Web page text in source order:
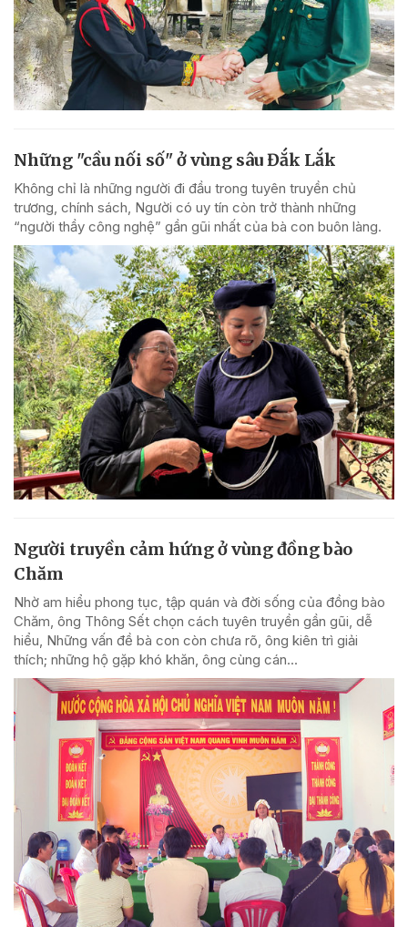
Những "cầu nối số" ở vùng sâu Đắk Lắk
Không chỉ là những người đi đầu trong tuyên truyền chủ
trương, chính sách, Người có uy tín còn trở thành những
“người thầy công nghệ” gần gũi nhất của bà con buôn làng.
Người truyền cảm hứng ở vùng đồng bào
Chăm
Nhờ am hiểu phong tục, tập quán và đời sống của đồng bào
Chăm, ông Thông Sết chọn cách tuyên truyền gần gũi, dễ
hiểu, Những vấn đề bà con còn chưa rõ, ông kiên trì giải
thích; những hộ gặp khó khăn, ông cùng cán...